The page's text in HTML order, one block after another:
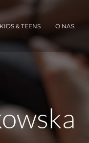
KIDS & TEENS O NAS